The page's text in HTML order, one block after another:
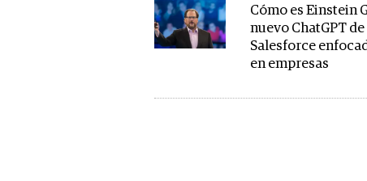
Cómo es Einstein
nuevo ChatGPT de
Salesforce
en empresas